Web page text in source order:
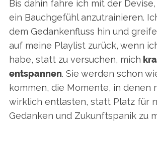
Bis dahin fahre ich mit der
ein Bauchgefühl anzutrainieren.
dem Gedankenfluss hin und
auf meine Playlist zurück, wenn
habe, statt zu versuchen, mich
entspannen. Sie werden schon
kommen, die Momente, in denen
wirklich entlasten, statt Platz für
Gedanken und Zukunftspanik zu